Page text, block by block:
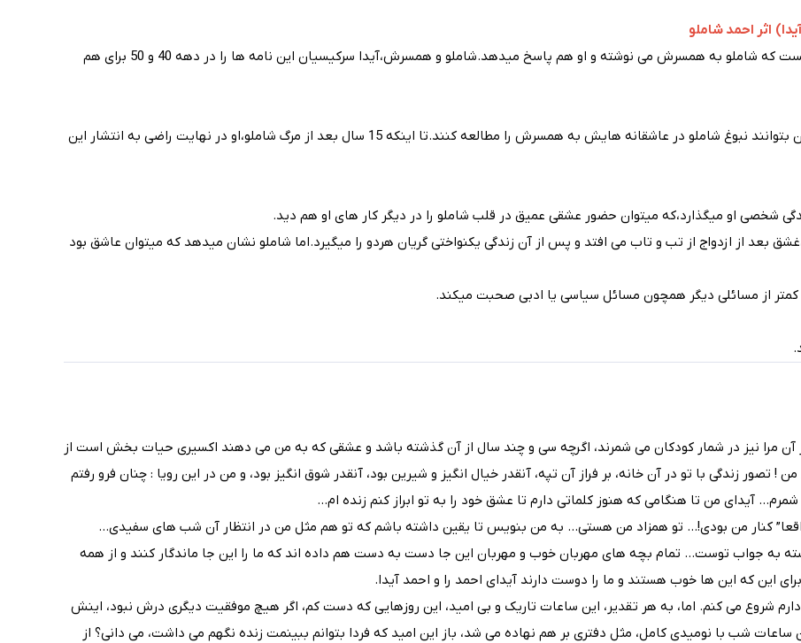
اثر احمد شاملو
کتاب مثل خون در رگ های من نوشته احمد شاملو،نامه هاییست که شاملو به همسرش می نوشته و او هم پاسخ میدهد.شاملو و همسرش،آیدا سرکیسیان این نامه ها را در دهه 40 و 50 برای هم
آیدا مدت ها راضی به انتشار این نامه ها نشد تا علاقه مندان بتوانند نبوغ شاملو در عاشقانه هایش به همسرش را مطالعه کنند.تا اینکه 15 سال بعد از مرگ شاملو،او در نهایت راضی به انتشار این
شخصی او میگذارد،که میتوان حضور عشقی عمیق در قلب شاملو را در دیگر کار های او هم دید.
بعد از ازدواج از تب و تاب می افتد و پس از آن زندگی یکنواختی گریان هردو را میگیرد.اما شاملو نشان میدهد که میتوان عاشق بود
از مسائلی دیگر همچون مسائل سیاسی یا ادبی صحبت میکند.
آن مرا نیز در شمار کودکان می شمرند، اگرچه سی و چند سال از آن گذشته باشد و عشقی که به من می دهند اکسیری حیات بخش است از
زندگی با تو در آن خانه، بر فراز آن تپه، آنقدر خیال انگیز و شیرین بود، آنقدر شوق انگیز بود، و من در این رویا : چنان فرو رفتم
آیدای من تا هنگامی که هنوز کلماتی دارم تا عشق خود را به تو ابراز کنم زنده ام…
کنار من بودی!… تو همزاد من هستی… به من بنویس تا یقین داشته باشم که تو هم مثل من در انتظار آن شب های سفیدی…
به جواب توست… تمام بچه های مهربان خوب و مهربان این جا دست به دست هم داده اند که ما را این جا ماندگار کنند و از همه
این که این ها خوب هستند و ما را دوست دارند آیدای احمد را و احمد آیدا.
شروع می کنم. اما، به هر تقدیر، این ساعات تاریک و بی امید، این روزهایی که دست کم، اگر هیچ موفقیت دیگری درش نبود، اینش
شب با نومیدی کامل، مثل دفتری بر هم نهاده می شد، باز این امید که فردا بتوانم ببینمت زنده نگهم می داشت، می دانی؟ از